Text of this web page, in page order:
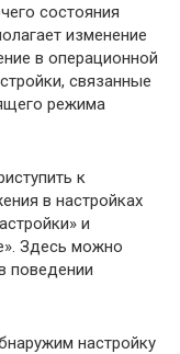
состояния
изменение
в операционной
связанные
режима
к
в настройках
и
Здесь можно
поведении
настройку